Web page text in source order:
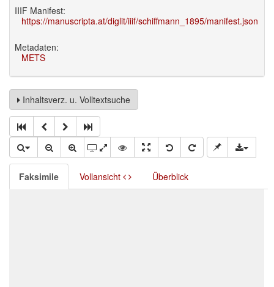
IIIF Manifest:
https://manuscripta.at/diglit/iiif/schiffmann_1895/manifest.json
Metadaten:
METS
Inhaltsverz. u. Volltextsuche
Faksimile Vollansicht Überblick